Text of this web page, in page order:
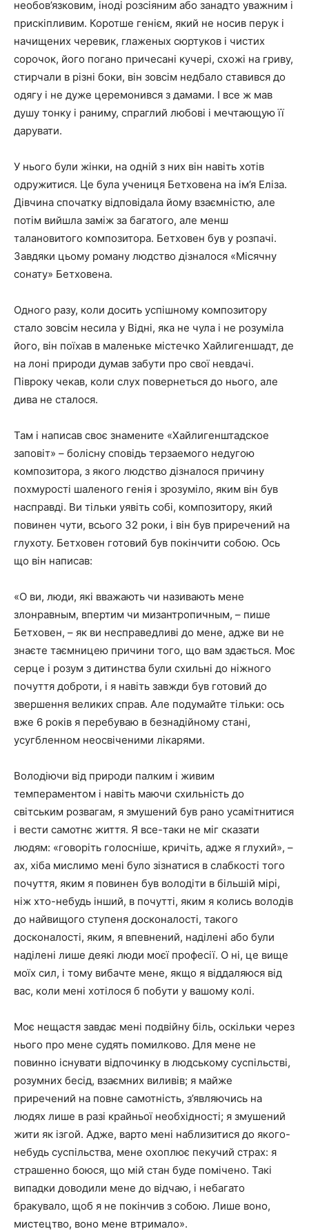
необов’язковим, іноді розсіяним або занадто уважним і
прискіпливим. Коротше генієм, який не носив перук і
начищених черевик, глаженых сюртуков і чистих
сорочок, його погано причесані кучері, схожі на гриву,
стирчали в різні боки, він зовсім недбало ставився до
одягу і не дуже церемонився з дамами. І все ж мав
душу тонку і раниму, спраглий любові і мечтающую її
дарувати.
У нього були жінки, на одній з них він навіть хотів
одружитися. Це була учениця Бетховена на ім’я Еліза.
Дівчина спочатку відповідала йому взаємністю, але
потім вийшла заміж за багатого, але менш
талановитого композитора. Бетховен був у розпачі.
Завдяки цьому роману людство дізналося «Місячну
сонату» Бетховена.
Одного разу, коли досить успішному композитору
стало зовсім несила у Відні, яка не чула і не розуміла
його, він поїхав в маленьке містечко Хайлигеншадт, де
на лоні природи думав забути про свої невдачі.
Півроку чекав, коли слух повернеться до нього, але
дива не сталося.
Там і написав своє знамените «Хайлигенштадское
заповіт» – болісну сповідь терзаемого недугою
композитора, з якого людство дізналося причину
похмурості шаленого генія і зрозуміло, яким він був
насправді. Ви тільки уявіть собі, композитору, який
повинен чути, всього 32 роки, і він був приречений на
глухоту. Бетховен готовий був покінчити собою. Ось
що він написав:
«О ви, люди, які вважають чи називають мене
злонравным, впертим чи мизантропичным, – пише
Бетховен, – як ви несправедливі до мене, адже ви не
знаєте таємницею причини того, що вам здається. Моє
серце і розум з дитинства були схильні до ніжного
почуття доброти, і я навіть завжди був готовий до
звершення великих справ. Але подумайте тільки: ось
вже 6 років я перебуваю в безнадійному стані,
усугбленном неосвіченими лікарями.
Володіючи від природи палким і живим
темпераментом і навіть маючи схильність до
світським розвагам, я змушений був рано усамітнитися
і вести самотнє життя. Я все-таки не міг сказати
людям: «говоріть голосніше, кричіть, адже я глухий», –
ах, хіба мислимо мені було зізнатися в слабкості того
почуття, яким я повинен був володіти в більшій мірі,
ніж хто-небудь інший, в почутті, яким я колись володів
до найвищого ступеня досконалості, такого
досконалості, яким, я впевнений, наділені або були
наділені лише деякі люди моєї професії. О ні, це вище
моїх сил, і тому вибачте мене, якщо я віддаляюся від
вас, коли мені хотілося б побути у вашому колі.
Моє нещастя завдає мені подвійну біль, оскільки через
нього про мене судять помилково. Для мене не
повинно існувати відпочинку в людському суспільстві,
розумних бесід, взаємних виливів; я майже
приречений на повне самотність, з’являючись на
людях лише в разі крайньої необхідності; я змушений
жити як ізгой. Адже, варто мені наблизитися до якого-
небудь суспільства, мене охоплює пекучий страх: я
страшенно боюся, що мій стан буде помічено. Такі
випадки доводили мене до відчаю, і небагато
бракувало, щоб я не покінчив з собою. Лише воно,
мистецтво, воно мене втримало».